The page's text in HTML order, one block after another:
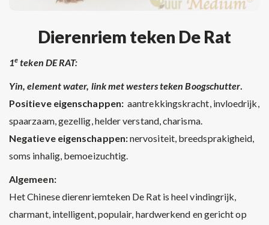
Dierenriem teken De Rat
1e teken DE RAT:
Yin, element water, link met westers teken Boogschutter.
Positieve eigenschappen:aantrekkingskracht, invloedrijk,
spaarzaam, gezellig, helder verstand, charisma.
Negatieve eigenschappen:nervositeit, breedsprakigheid,
soms inhalig, bemoeizuchtig.
Algemeen:
Het Chinese dierenriemteken De Rat is heel vindingrijk,
charmant, intelligent, populair, hardwerkend en gericht op